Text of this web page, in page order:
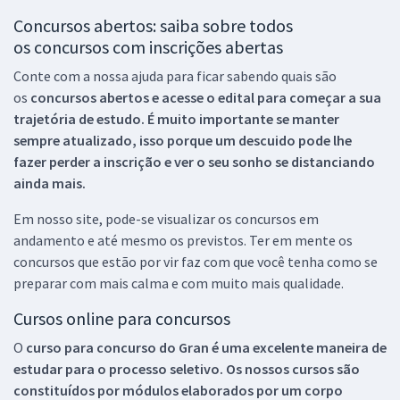
Concursos abertos: saiba sobre todos
os concursos com inscrições abertas
Conte com a nossa ajuda para ficar sabendo quais são
os concursos abertos e acesse o edital para começar a sua
trajetória de estudo. É muito importante se manter
sempre atualizado, isso porque um descuido pode lhe
fazer perder a inscrição e ver o seu sonho se distanciando
ainda mais.
Em nosso site, pode-se visualizar os concursos em
andamento e até mesmo os previstos. Ter em mente os
concursos que estão por vir faz com que você tenha como se
preparar com mais calma e com muito mais qualidade.
Cursos online para concursos
O curso para concurso do Gran é uma excelente maneira de
estudar para o processo seletivo. Os nossos cursos são
constituídos por módulos elaborados por um corpo